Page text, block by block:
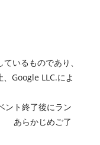
いるものであり、
Google LLC.によ
ント終了後にラン
あらかじめご了